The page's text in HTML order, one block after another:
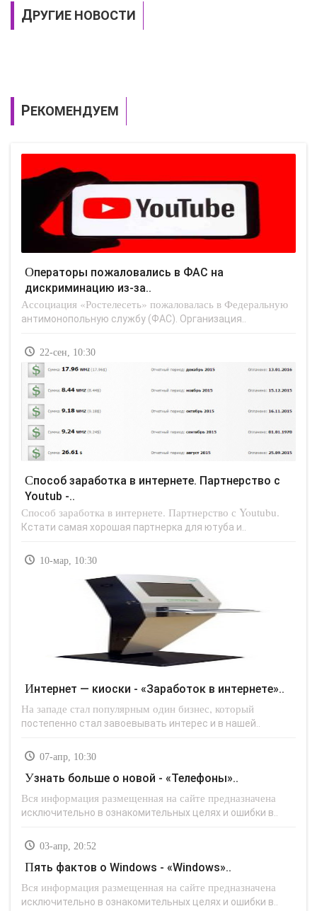
ДРУГИЕ НОВОСТИ
РЕКОМЕНДУЕМ
Операторы пожаловались в ФАС на
дискриминацию из-за..
Ассоциация «Ростелесеть» пожаловалась в Федеральную
антимонопольную службу (ФАС). Организация..
22-сен, 10:30
Способ заработка в интернете. Партнерство с
Youtub -..
Способ заработка в интернете. Партнерство с Youtubu.
Кстати самая хорошая партнерка для ютуба и..
10-мар, 10:30
Интернет — киоски - «Заработок в интернете»..
На западе стал популярным один бизнес, который
постепенно стал завоевывать интерес и в нашей..
07-апр, 10:30
Узнать больше о новой - «Телефоны»..
Вся информация размещенная на сайте предназначена
исключительно в ознакомительных целях и ошибки в..
03-апр, 20:52
Пять фактов о Windows - «Windows»..
Вся информация размещенная на сайте предназначена
исключительно в ознакомительных целях и ошибки в..